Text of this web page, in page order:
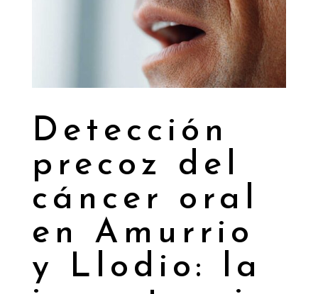
Detección
precoz del
cáncer oral
en Amurrio
y
Llodio: la